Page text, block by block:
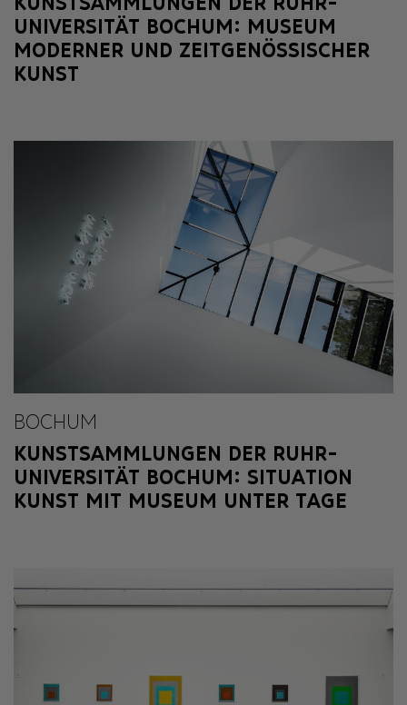
UNIVERSITÄT BOCHUM: MUSEUM
MODERNER UND ZEITGENÖSSISCHER
KUNST
BOCHUM
KUNSTSAMMLUNGEN DER RUHR-
UNIVERSITÄT BOCHUM: SITUATION
KUNST MIT MUSEUM UNTER TAGE